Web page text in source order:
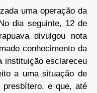
uma operação da
dia seguinte, 12 de
divulgou nota
conhecimento da
instituição esclareceu
a uma situação de
e que, até